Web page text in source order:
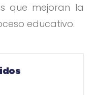
que mejoran la
educativo.